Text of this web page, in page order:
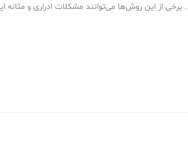
از این روش‌ها می‌توانند مشکلات ادراری و مثانه